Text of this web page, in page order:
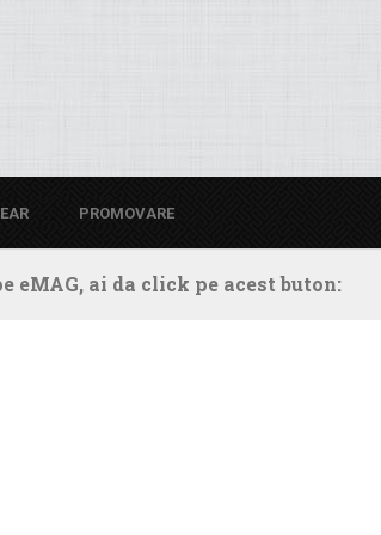
PROMOVARE
eMAG, ai da click pe acest buton: